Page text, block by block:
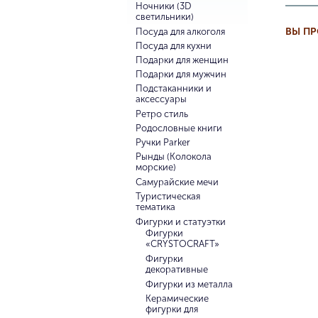
Ночники (3D
светильники)
Посуда для алкоголя
Посуда для кухни
Подарки для женщин
Подарки для мужчин
Подстаканники и
аксессуары
Ретро стиль
Родословные книги
Ручки Parker
Рынды (Колокола
морские)
Самурайские мечи
Туристическая
тематика
Фигурки и статуэтки
Фигурки
«CRYSTOCRAFT»
Фигурки
декоративные
Фигурки из металла
Керамические
фигурки для
ВЫ